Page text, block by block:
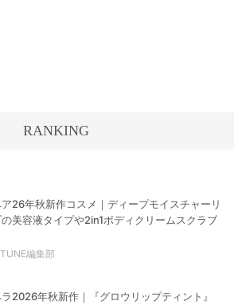
RANKING
26年秋新作コスメ｜ディープモイスチャーリ
の美容液タイプや2in1ボディクリームスクラブ
編集部
2026年秋新作｜『グロウリップティント』